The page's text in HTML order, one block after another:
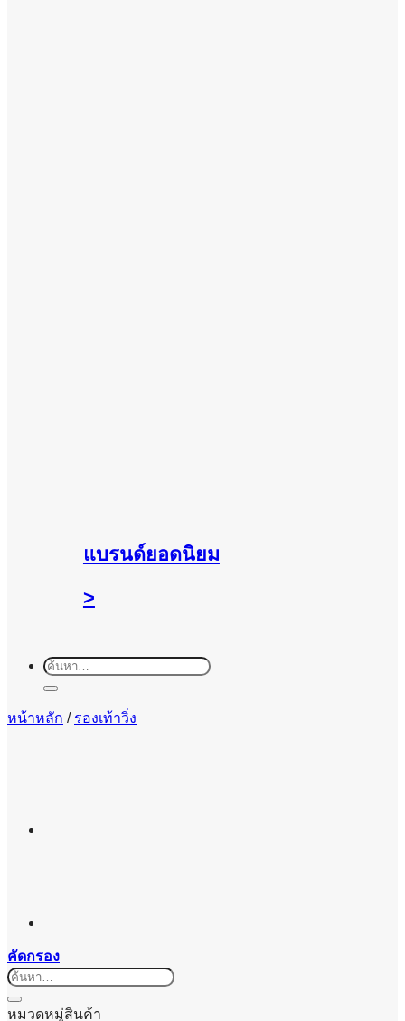
แบรนด์ยอดนิยม
>
ค้นหา:
หน้าหลัก / รองเท้าวิ่ง
คัดกรอง
ค้นหา:
หมวดหมู่สินค้า